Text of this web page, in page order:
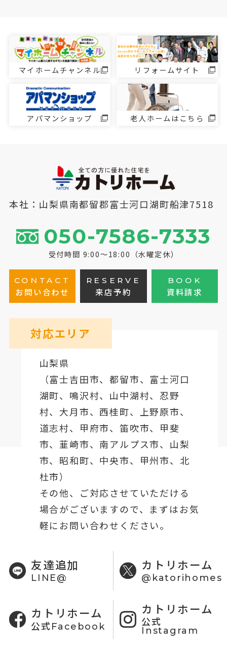
マイホームチャンネル リフォームサイト
アパマンショップ 老人ホームはこちら
本社：山梨県南都留郡富士河口湖町船津7518
050-7586-7333
受付時間 9:00～18:00（水曜定休）
CONTACT
お問い合わせ
RESERVE
来店予約
BOOK
資料請求
対応エリア
山梨県
（富士吉田市、都留市、 富士河口
湖町、鳴沢村、山中湖村、忍野
村、 大月市、西桂町、上野原市、
道志村、 甲府市、笛吹市、甲斐
市、韮崎市、南アルプス市、山梨
市、昭和町、中央市、甲州市、北
杜市）
その他、ご対応させていただける
場合がございますので、まずはお気
軽にお問い合わせください。
友達追加
LINE@
カトリホーム
@katorihomes
カトリホーム
公式Facebook
カトリホーム
公式
Instagram